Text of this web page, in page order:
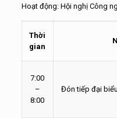
Hoạt động: Hội nghị Công
Thời
gian
7:00
–
8:00
Đón tiếp đại